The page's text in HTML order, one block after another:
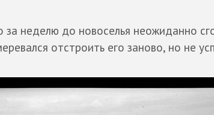
неделю до новоселья неожиданно
отстроить его заново, но не